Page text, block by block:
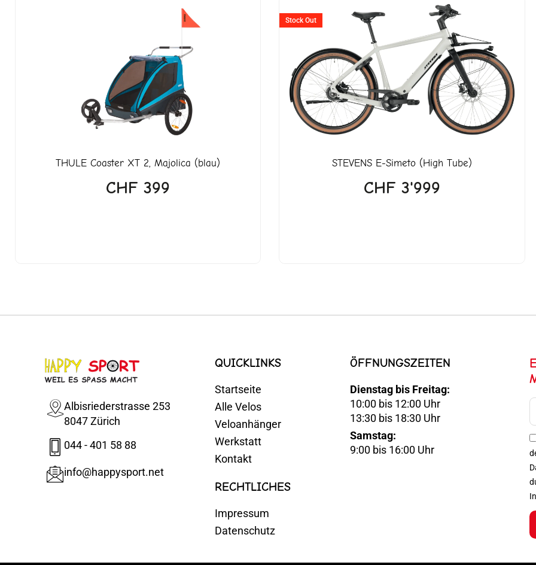
THULE Coaster XT 2, Majolica (blau)
CHF 399
Stock Out
STEVENSE-Simeto (High Tube)
CHF3'999
Albisriederstrasse 253
8047 Zürich
044 - 401 58 88
info@happysport.net
QUICKLINKS
Startseite
Alle Velos
Veloanhänger
Werkstatt
Kontakt
RECHTLICHES
Impressum
Datenschutz
ÖFFNUNGSZEITEN
Dienstag bis Freitag:
10:00 bis 12:00 Uhr
13:30 bis 18:30 Uhr
Samstag:
9:00 bis 16:00 Uhr